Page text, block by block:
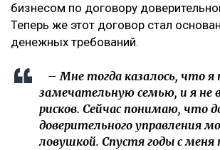
бизнесом по договору
Теперь же этот договор стал
денежных требований.
– Мне тогда казалось, что я
замечательную семью, и я не
рисков. Сейчас понимаю, что
доверительного управления
ловушкой. Спустя годы с